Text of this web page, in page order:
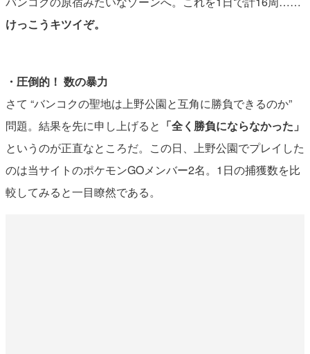
けっこうキツイぞ。
・圧倒的！ 数の暴力
さて “バンコクの聖地は上野公園と互角に勝負できるのか”
問題。結果を先に申し上げると 「全く勝負にならなかった」
というのが正直なところだ。この日、上野公園でプレイした
のは当サイトのポケモンGOメンバー2名。1日の捕獲数を比
較してみると一目瞭然である。